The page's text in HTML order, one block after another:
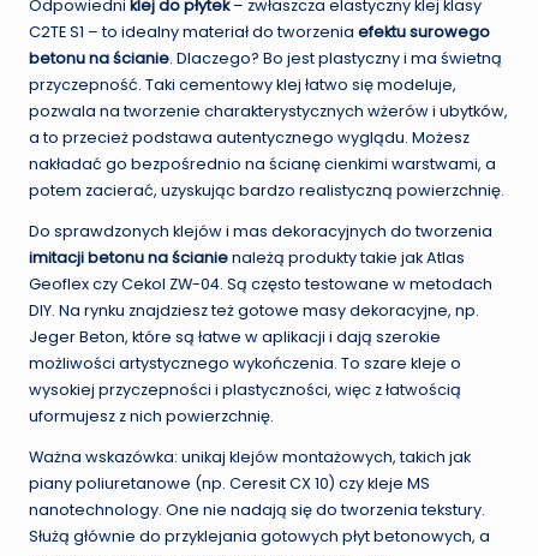
Odpowiedni klej do płytek– zwłaszcza elastyczny klej klasy
C2TE S1 – to idealny materiał do tworzenia efektu surowego
betonu na ścianie. Dlaczego? Bo jest plastyczny i ma świetną
przyczepność. Taki cementowy klej łatwo się modeluje,
pozwala na tworzenie charakterystycznych wżerów i ubytków,
a to przecież podstawa autentycznego wyglądu. Możesz
nakładać go bezpośrednio na ścianę cienkimi warstwami, a
potem zacierać, uzyskując bardzo realistyczną powierzchnię.
Do sprawdzonych klejów i mas dekoracyjnych do tworzenia
imitacji betonu na ścianienależą produkty takie jak Atlas
Geoflex czy Cekol ZW-04. Są często testowane w metodach
DIY. Na rynku znajdziesz też gotowe masy dekoracyjne, np.
Jeger Beton, które są łatwe w aplikacji i dają szerokie
możliwości artystycznego wykończenia. To szare kleje o
wysokiej przyczepności i plastyczności, więc z łatwością
uformujesz z nich powierzchnię.
Ważna wskazówka: unikaj klejów montażowych, takich jak
piany poliuretanowe (np. Ceresit CX 10) czy kleje MS
nanotechnology. One nie nadają się do tworzenia tekstury.
Służą głównie do przyklejania gotowych płyt betonowych, a